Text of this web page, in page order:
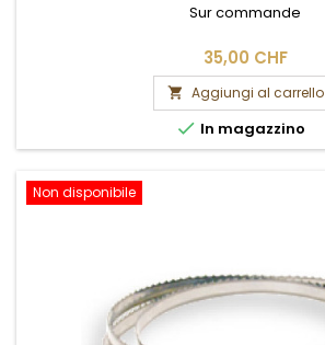
Sur commande
35,00 CHF
 Aggiungi al carrello
 In magazzino
Non disponibile